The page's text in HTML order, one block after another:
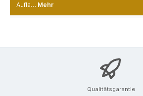
Aufla… Mehr
Qualitätsgarantie